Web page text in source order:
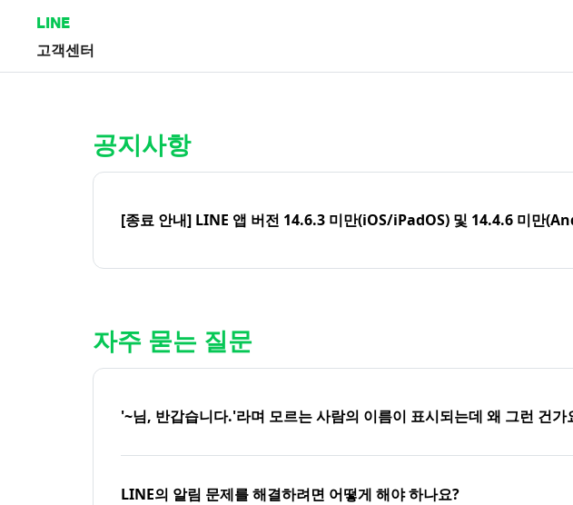
LINE
고객센터
공지사항
[종료 안내] LINE 앱 버전 14.6.3 미만(iOS/iPadOS) 및 14.4.6 미만
자주 묻는 질문
'~님, 반갑습니다.'라며 모르는 사람의 이름이 표시되는데 왜 그런 건가
LINE의 알림 문제를 해결하려면 어떻게 해야 하나요?